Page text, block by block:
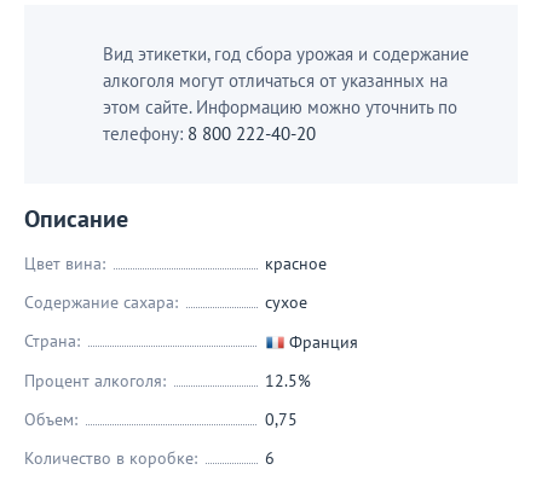
Вид этикетки, год сбора урожая и содержание
алкоголя могут отличаться от указанных на
этом сайте. Информацию можно уточнить по
телефону: 8 800 222-40-20
Описание
Цвет вина:
красное
Содержание сахара:
сухое
Страна:
Франция
Процент алкоголя:
12.5%
Объем:
0,75
Количество в коробке:
6